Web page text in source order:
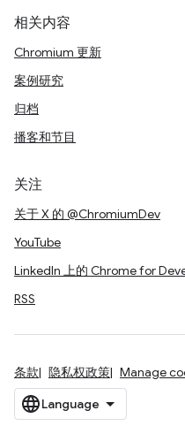
相关内容
Chromium 更新
案例研究
归档
播客和节目
关注
关于 X 的 @ChromiumDev
YouTube
LinkedIn 上的 Chrome for
RSS
条款 隐私权政策 Manage